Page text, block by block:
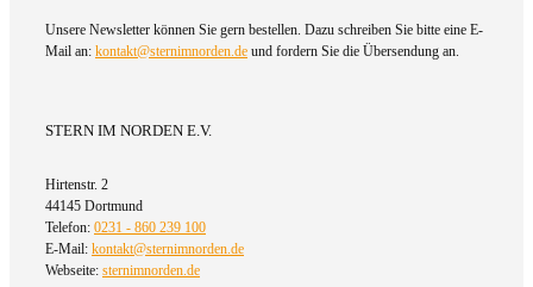
Unsere Newsletter können Sie gern bestellen. Dazu schreiben Sie bitte eine E-
Mail an: kontakt@sternimnorden.de und fordern Sie die Übersendung an.
STERN IM NORDEN E.V.
Hirtenstr. 2
44145 Dortmund
Telefon: 0231 - 860 239 100
E-Mail: kontakt@sternimnorden.de
Webseite: sternimnorden.de